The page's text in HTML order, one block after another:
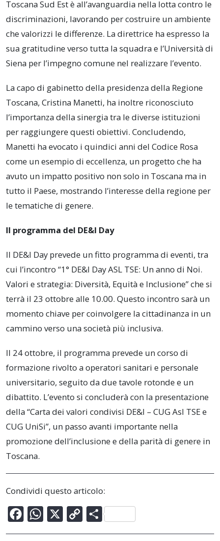
Toscana Sud Est è all’avanguardia nella lotta contro le
discriminazioni, lavorando per costruire un ambiente
che valorizzi le differenze. La direttrice ha espresso la
sua gratitudine verso tutta la squadra e l’Università di
Siena per l’impegno comune nel realizzare l’evento.
La capo di gabinetto della presidenza della Regione
Toscana, Cristina Manetti, ha inoltre riconosciuto
l’importanza della sinergia tra le diverse istituzioni
per raggiungere questi obiettivi. Concludendo,
Manetti ha evocato i quindici anni del Codice Rosa
come un esempio di eccellenza, un progetto che ha
avuto un impatto positivo non solo in Toscana ma in
tutto il Paese, mostrando l’interesse della regione per
le tematiche di genere.
Il programma del DE&I Day
Il DE&I Day prevede un fitto programma di eventi, tra
cui l’incontro “1° DE&I Day ASL TSE: Un anno di Noi.
Valori e strategia: Diversità, Equità e Inclusione” che si
terrà il 23 ottobre alle 10.00. Questo incontro sarà un
momento chiave per coinvolgere la cittadinanza in un
cammino verso una società più inclusiva.
Il 24 ottobre, il programma prevede un corso di
formazione rivolto a operatori sanitari e personale
universitario, seguito da due tavole rotonde e un
dibattito. L’evento si concluderà con la presentazione
della “Carta dei valori condivisi DE&I – CUG Asl TSE e
CUG UniSi”, un passo avanti importante nella
promozione dell’inclusione e della parità di genere in
Toscana.
Condividi questo articolo:
F
ac
W
h
X C
o
C
o